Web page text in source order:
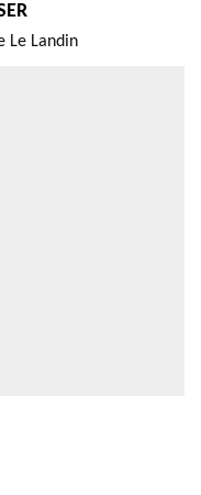
Le Landin